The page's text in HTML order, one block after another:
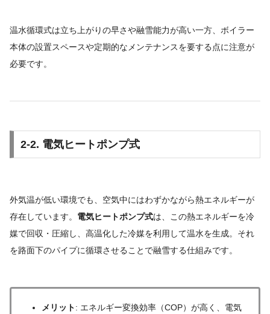
温水循環式は立ち上がりの早さや融雪能力が高い一方、ボイラー
本体の設置スペースや定期的なメンテナンスを要する点に注意が
必要です。
2-2. 電気ヒートポンプ式
外気温が低い環境でも、空気中にはわずかながら熱エネルギーが
存在しています。 電気ヒートポンプ式は、この熱エネルギーを冷
媒で回収・圧縮し、高温化した冷媒を利用して温水を生成。それ
を路面下のパイプに循環させることで融雪する仕組みです。
メリット: エネルギー変換効率（COP）が高く、電気